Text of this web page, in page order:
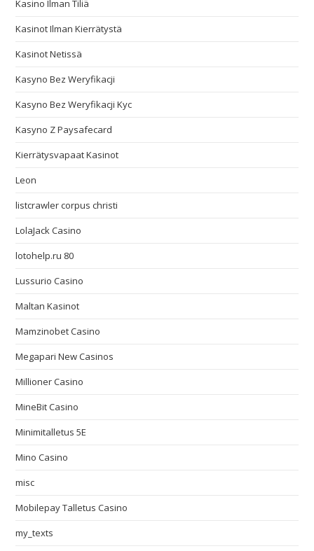
Kasino Ilman Tiliä
Kasinot Ilman Kierrätystä
Kasinot Netissä
Kasyno Bez Weryfikacji
Kasyno Bez Weryfikacji Kyc
Kasyno Z Paysafecard
Kierrätysvapaat Kasinot
Leon
listcrawler corpus christi
LolaJack Casino
lotohelp.ru 80
Lussurio Casino
Maltan Kasinot
Mamzinobet Casino
Megapari New Casinos
Millioner Casino
MineBit Casino
Minimitalletus 5E
Mino Casino
misc
Mobilepay Talletus Casino
my_texts